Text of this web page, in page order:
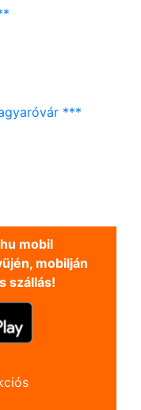
***
mobil
mobilján
szállás!